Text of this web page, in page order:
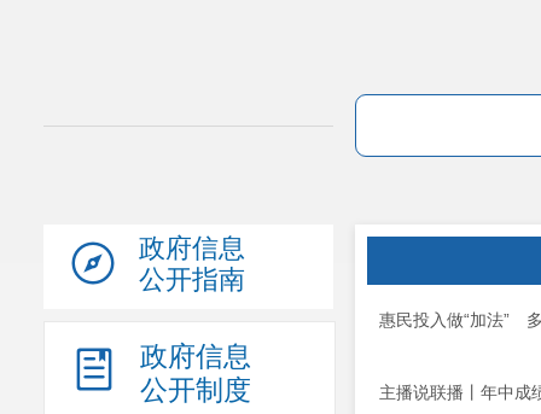
政府信息
公开指南
政府信息
公开制度
惠民投入做“加法”
主播说联播丨年中成